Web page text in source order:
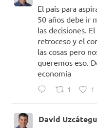
El país para
50 años debe ir
las decisiones.
retroceso y el
las cosas pero
queremos eso.
economía
1 1
David